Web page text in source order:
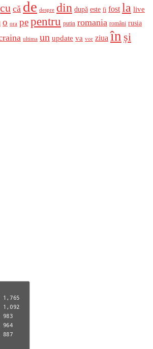
cu că de despre din după este fi fost la live
o ora pepentru putin romania români rusia
ultima un update va vor ziua în și